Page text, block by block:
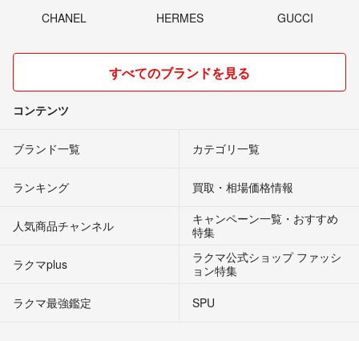
CHANEL HERMES GUCCI
すべてのブランドを見る
コンテンツ
ブランド一覧 カテゴリ一覧
ランキング 買取・相場価格情報
人気商品チャンネル
キャンペーン一覧・おすすめ
特集
ラクマplus
ラクマ公式ショップ ファッシ
ョン特集
ラクマ最強鑑定
SPU